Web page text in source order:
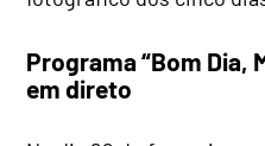
Programa “Bom Dia,
em direto